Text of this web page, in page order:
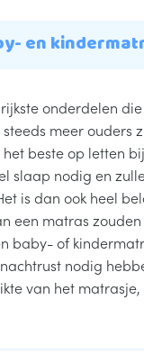
en
onderdelen
meer
beste op letten
slaap nodig en
is dan ook heel
een matras
baby- of
nodig
van het